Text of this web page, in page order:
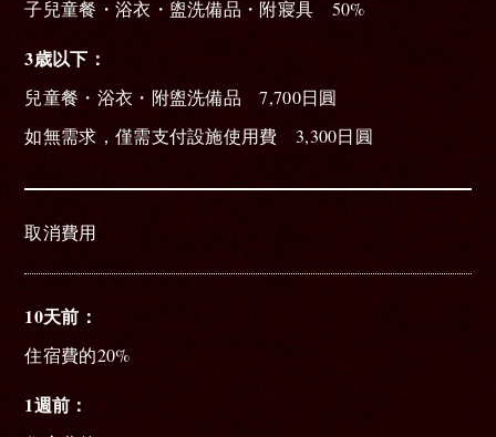
子兒童餐・浴衣・盥洗備品・附寢具 50%
3歳以下
兒童餐・浴衣・附盥洗備品 7,700日圓
如無需求，僅需支付設施使用費 3,300日圓
取消費用
10天前
住宿費的20%
1週前